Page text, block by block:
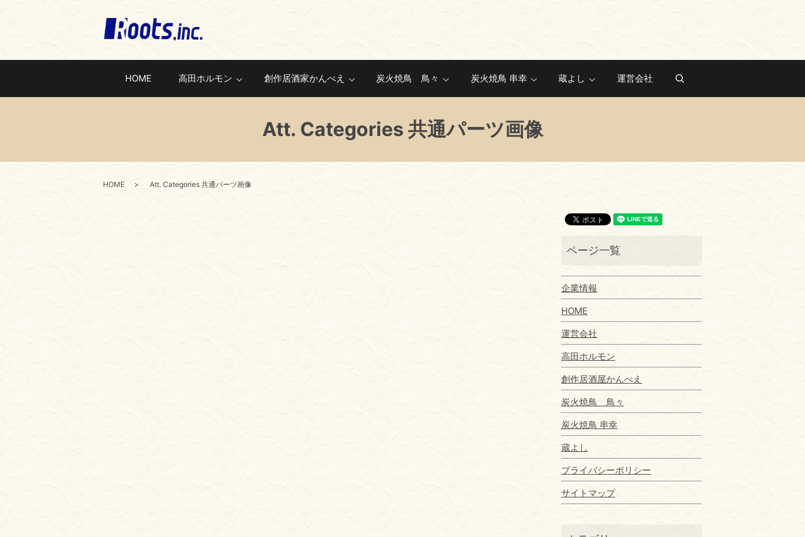
HOME 高田ホルモン 創作居酒家かんべえ 炭火焼鳥 鳥々 炭火焼鳥 串幸 蔵よし 運営会社 search
Att. Categories 共通パーツ画像
HOME Att. Categories 共通パーツ画像
企業情報
HOME
運営会社
高田ホルモン
創作居酒屋かんべえ
炭火焼鳥 鳥々
炭火焼鳥 串幸
蔵よし
プライバシーポリシー
サイトマップ